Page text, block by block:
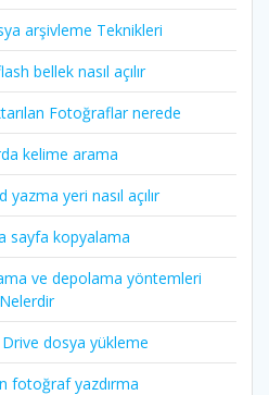
arşivleme Teknikleri
bellek nasıl açılır
Fotoğraflar nerede
kelime arama
yeri nasıl açılır
sayfa kopyalama
ve depolama yöntemleri
Nelerdir
dosya yükleme
fotoğraf yazdırma